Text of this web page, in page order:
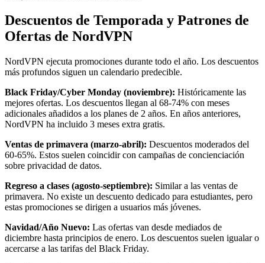
Descuentos de Temporada y Patrones de
Ofertas de NordVPN
NordVPN ejecuta promociones durante todo el año. Los descuentos
más profundos siguen un calendario predecible.
Black Friday/Cyber Monday (noviembre): Históricamente las
mejores ofertas. Los descuentos llegan al 68-74% con meses
adicionales añadidos a los planes de 2 años. En años anteriores,
NordVPN ha incluido 3 meses extra gratis.
Ventas de primavera (marzo-abril): Descuentos moderados del
60-65%. Estos suelen coincidir con campañas de concienciación
sobre privacidad de datos.
Regreso a clases (agosto-septiembre): Similar a las ventas de
primavera. No existe un descuento dedicado para estudiantes, pero
estas promociones se dirigen a usuarios más jóvenes.
Navidad/Año Nuevo: Las ofertas van desde mediados de
diciembre hasta principios de enero. Los descuentos suelen igualar o
acercarse a las tarifas del Black Friday.